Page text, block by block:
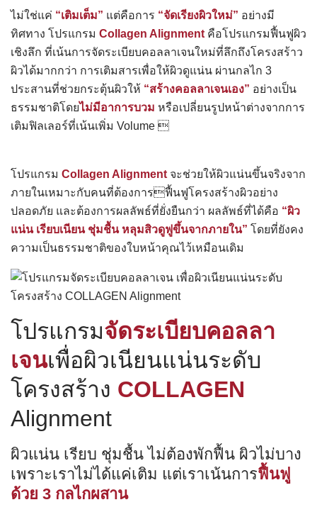
ไม่ใช่แค่ “เติมเต็ม” แต่คือการ “จัดเรียงผิวใหม่” อย่างมี
ทิศทาง โปรแกรม Collagen Alignment คือโปรแกรมฟื้นฟูผิว
เชิงลึก ที่เน้นการจัดระเบียบคอลลาเจนใหม่ที่ลึกถึงโครงสร้าว
ผิวได้มากกว่า การเติมสารเพื่อให้ผิวดูแน่น ผ่านกลไก 3
ประสานที่ช่วยกระตุ้นผิวให้ “สร้างคอลลาเจนเอง” อย่างเป็น
ธรรมชาติโดยไม่มีอาการบวม หรือเปลี่ยนรูปหน้าต่างจากการ
เติมฟิลเลอร์ที่เน้นเพิ่ม Volume 
โปรแกรม Collagen Alignment จะช่วยให้ผิวแน่นขึ้นจริงจาก
ภายในเหมาะกับคนที่ต้องการฟื้นฟูโครงสร้างผิวอย่าง
ปลอดภัย และต้องการผลลัพธ์ที่ยั่งยืนกว่า ผลลัพธ์ที่ได้คือ “ผิว
แน่น เรียบเนียน ชุ่มชื้น หลุมสิวดูฟูขึ้นจากภายใน” โดยที่ยังคง
ความเป็นธรรมชาติของใบหน้าคุณไว้เหมือนเดิม
โปรแกรมจัดระเบียบคอลลา
เจนเพื่อผิวเนียนแน่นระดับ
โครงสร้าง COLLAGEN
Alignment
ผิวแน่น เรียบ ชุ่มชื้น ไม่ต้องพักฟื้น ผิวไม่บาง
เพราะเราไม่ได้แค่เติม แต่เราเน้นการฟื้นฟู
ด้วย 3 กลไกผสาน